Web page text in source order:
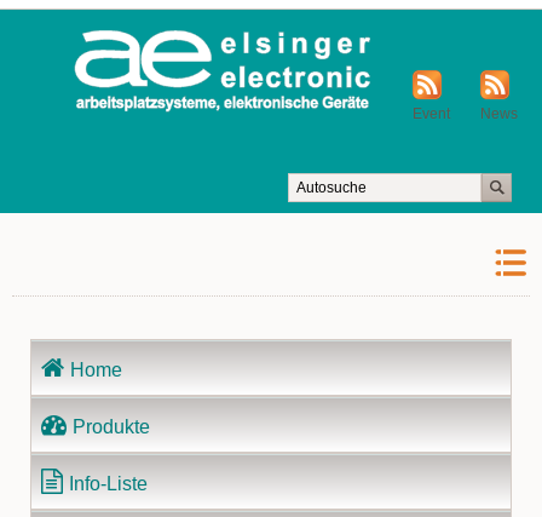
News
Event
überspringen
Home
Produkte
Info-Liste